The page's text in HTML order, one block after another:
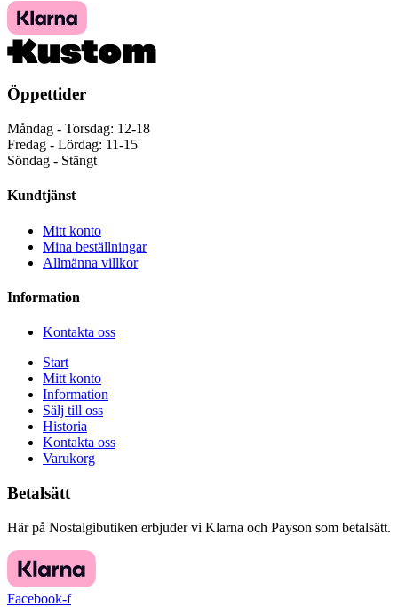
Öppettider
Måndag - Torsdag: 12-18
Fredag - Lördag: 11-15
Söndag - Stängt
Kundtjänst
Mitt konto
Mina beställningar
Allmänna villkor
Information
Kontakta oss
Start
Mitt konto
Information
Sälj till oss
Historia
Kontakta oss
Varukorg
Betalsätt
Här på Nostalgibutiken erbjuder vi Klarna och Payson som betalsätt.
Facebook-f